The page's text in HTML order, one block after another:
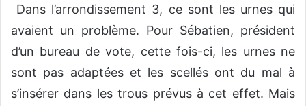
Dans l’arrondissement 3, ce sont les urnes qui
avaient un problème. Pour Sébatien, président
d’un bureau de vote, cette fois-ci, les urnes ne
sont pas adaptées et les scellés ont du mal à
s’insérer dans les trous prévus à cet effet. Mais